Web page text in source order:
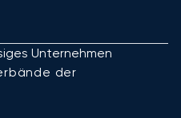
Unternehmen
der